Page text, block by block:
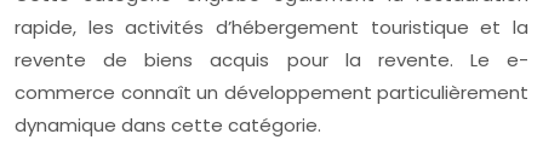
rapide, les activités d’hébergement touristique et la
revente de biens acquis pour la revente. Le e-
commerce connaît un développement particulièrement
dynamique dans cette catégorie.